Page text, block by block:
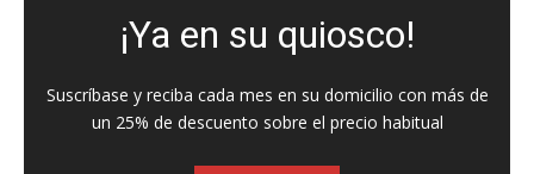
¡Ya en su quiosco!
Suscríbase y reciba cada mes en su domicilio con más de
un 25% de descuento sobre el precio habitual